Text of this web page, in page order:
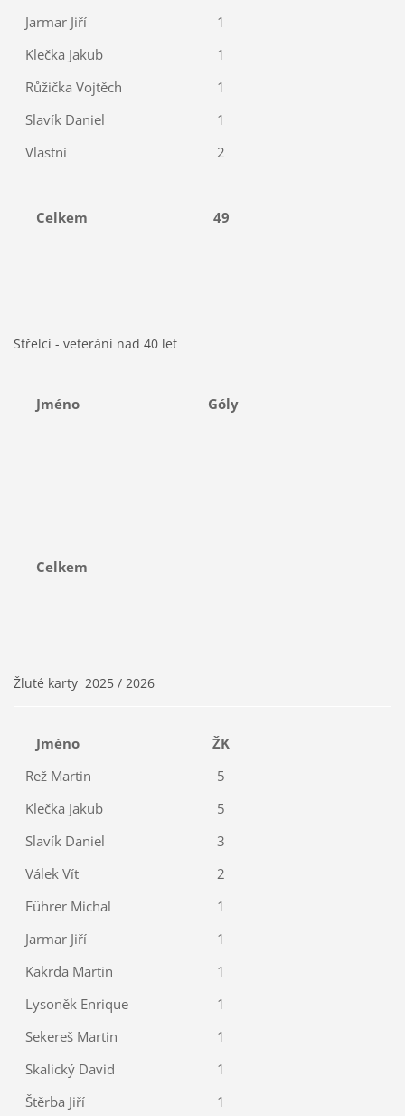
Jarmar Jiří
1
Klečka Jakub
1
Růžička Vojtěch
1
Slavík Daniel
1
Vlastní
2
Celkem 49
Střelci - veteráni nad 40 let
Jméno Góly
Celkem
Žluté karty 2025 / 2026
Jméno
ŽK
Rež Martin
5
Klečka Jakub
5
Slavík Daniel
3
Válek Vít
2
Führer Michal
1
Jarmar Jiří
1
Kakrda Martin
1
Lysoněk Enrique
1
Sekereš Martin
1
Skalický David
1
Štěrba Jiří
1